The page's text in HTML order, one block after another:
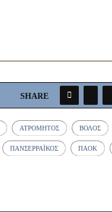
SHARE
ΑΤΡΌΜΗΤΟΣ ΒΌΛΟΣ
ΠΑΝΣΕΡΡΑΪΚΌΣ ΠΑΟΚ